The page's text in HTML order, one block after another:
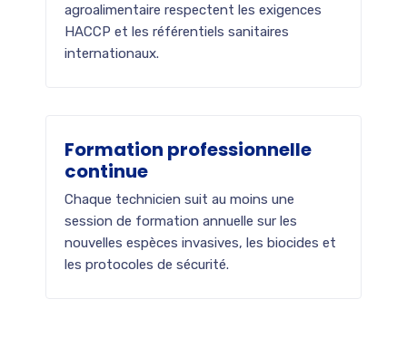
agroalimentaire respectent les exigences
HACCP et les référentiels sanitaires
internationaux.
Formation professionnelle
continue
Chaque technicien suit au moins une
session de formation annuelle sur les
nouvelles espèces invasives, les biocides et
les protocoles de sécurité.